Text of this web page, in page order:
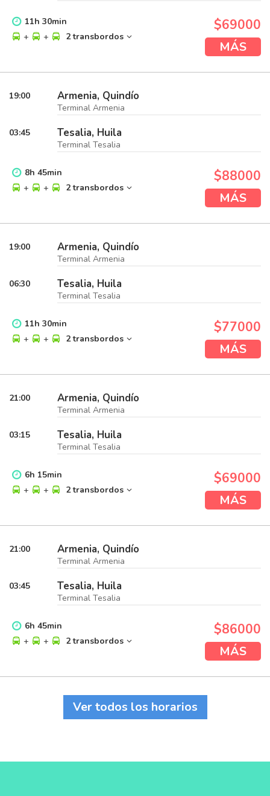
11h 30min
+
+ 2 transbordos
$69000
MÁS
19:00 Armenia, Quindío
Terminal Armenia
03:45 Tesalia, Huila
Terminal Tesalia
8h 45min
+
+ 2 transbordos
$88000
MÁS
19:00 Armenia, Quindío
Terminal Armenia
06:30 Tesalia, Huila
Terminal Tesalia
11h 30min
+
+ 2 transbordos
$77000
MÁS
21:00 Armenia, Quindío
Terminal Armenia
03:15 Tesalia, Huila
Terminal Tesalia
6h 15min
+
+ 2 transbordos
$69000
MÁS
21:00 Armenia, Quindío
Terminal Armenia
03:45 Tesalia, Huila
Terminal Tesalia
6h 45min
+
+ 2 transbordos
$86000
MÁS
Ver todos los horarios